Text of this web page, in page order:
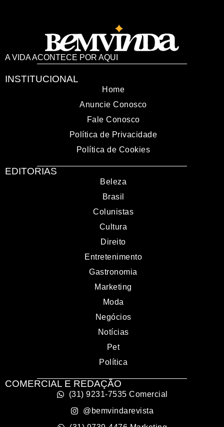
A VIDA ACONTECE POR AQUI
INSTITUCIONAL
Home
Anuncie Conosco
Fale Conosco
Política de Privacidade
Política de Cookies
EDITORIAS
Beleza
Brasil
Colunistas
Cultura
Direito
Entretenimento
Gastronomia
Marketing
Moda
Negócios
Notícias
Pet
Política
COMERCIAL E REDAÇÃO
(31) 9231-7535 Comercial
@bemvindarevista